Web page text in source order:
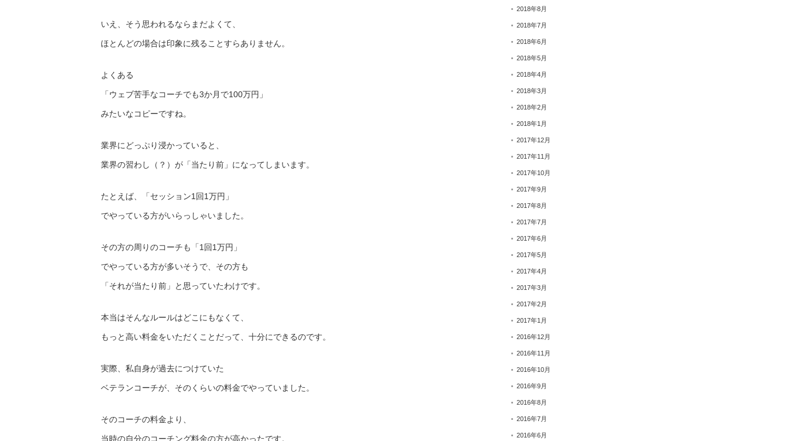
いえ、そう思われるならまだよくて、
ほとんどの場合は印象に残ることすらありません。
よくある
「ウェブ苦手なコーチでも3か月で100万円」
みたいなコピーですね。
業界にどっぷり浸かっていると、
業界の習わし（？）が「当たり前」になってしまいます。
たとえば、「セッション1回1万円」
でやっている方がいらっしゃいました。
その方の周りのコーチも「1回1万円」
でやっている方が多いそうで、その方も
「それが当たり前」と思っていたわけです。
本当はそんなルールはどこにもなくて、
もっと高い料金をいただくことだって、十分にできるのです。
実際、私自身が過去につけていた
ベテランコーチが、そのくらいの料金でやっていました。
そのコーチの料金より、
当時の自分のコーチング料金の方が高かったです。
2018年8月
2018年7月
2018年6月
2018年5月
2018年4月
2018年3月
2018年2月
2018年1月
2017年12月
2017年11月
2017年10月
2017年9月
2017年8月
2017年7月
2017年6月
2017年5月
2017年4月
2017年3月
2017年2月
2017年1月
2016年12月
2016年11月
2016年10月
2016年9月
2016年8月
2016年7月
2016年6月